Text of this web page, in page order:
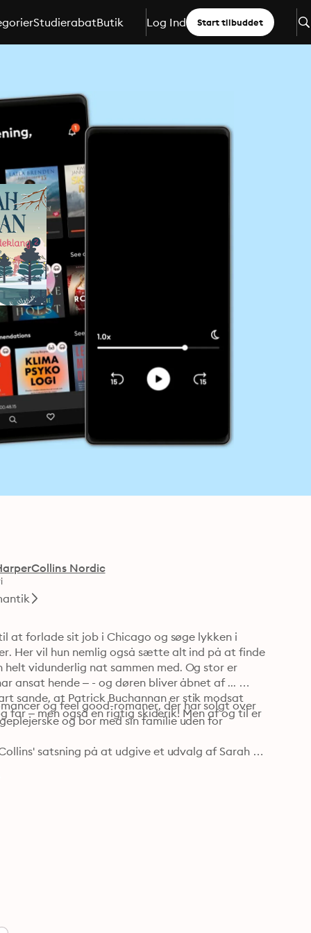
StudierabatButik Log Ind Start tilbuddet
Nordic
at forlade sit job i Chicago og søge lykken i
Her vil hun nemlig også sætte alt ind på at finde
vidunderlig nat sammen med. Og stor er
ansat hende – - og døren bliver åbnet af ...
sande, at Patrick Buchannan er stik modsat
– men også en rigtig skiderik! Men af og til er
og feel good-romaner, der har solgt over
og bor med sin familie uden for
satsning på at udgive et udvalg af Sarah